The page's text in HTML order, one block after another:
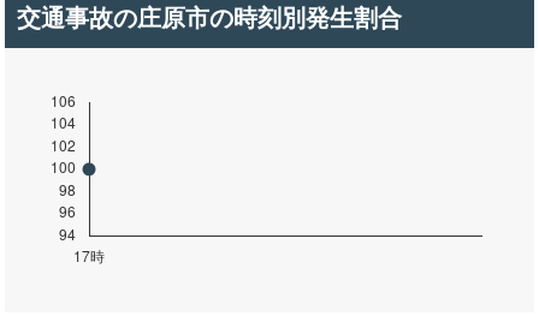
交通事故の庄原市の時刻別発生割合